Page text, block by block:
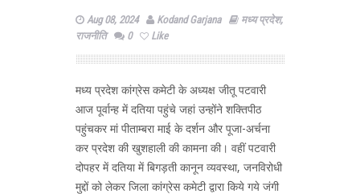
Aug 08, 2024 Kodand Garjana मध्य प्रदेश,
राजनीति
0 Like
मध्य प्रदेश कांग्रेस कमेटी के अध्यक्ष जीतू पटवारी
आज पूर्वान्ह में दतिया पहुंचे जहां उन्होंने शक्तिपीठ
पहुंचकर मां पीताम्बरा माई के दर्शन और पूजा-अर्चना
कर प्रदेश की खुशहाली की कामना की। वहीं पटवारी
दोपहर में दतिया में बिगड़ती कानून व्यवस्था, जनविरोधी
मुद्दों को लेकर जिला कांग्रेस कमेटी द्वारा किये गये जंगी